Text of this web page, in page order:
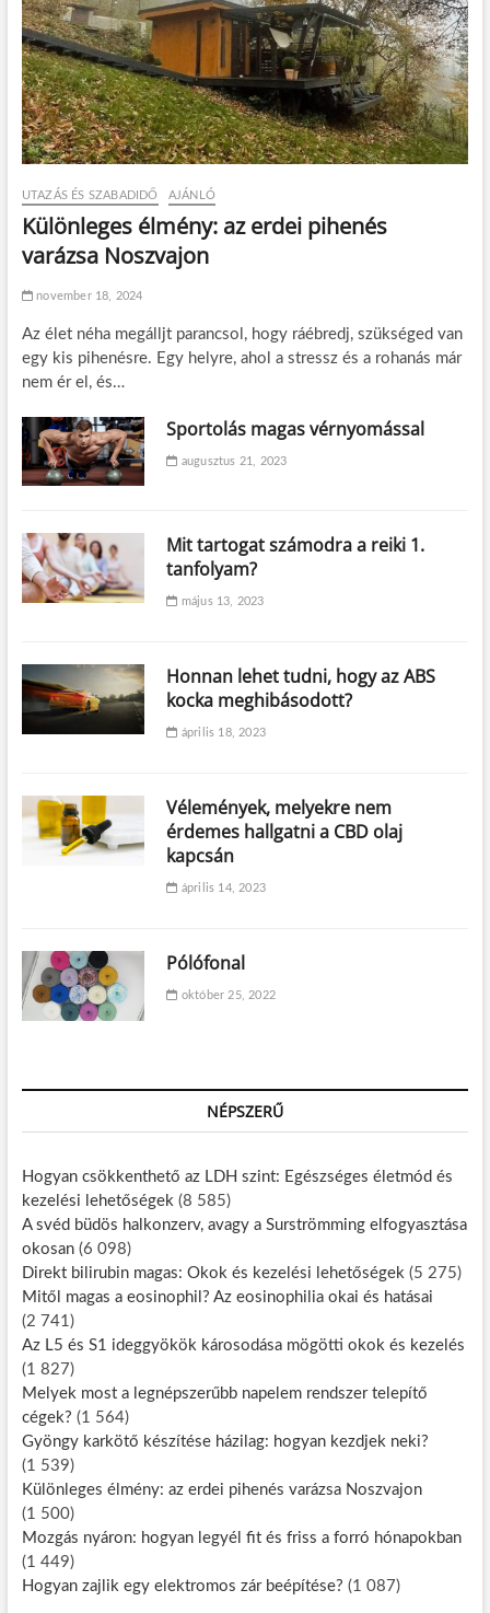
UTAZÁS ÉS SZABADIDŐ AJÁNLÓ
Különleges élmény: az erdei pihenés
varázsa Noszvajon
november 18, 2024
Az élet néha megálljt parancsol, hogy ráébredj, szükséged van
egy kis pihenésre. Egy helyre, ahol a stressz és a rohanás már
nem ér el, és…
Sportolás magas vérnyomással
augusztus 21, 2023
Mit tartogat számodra a reiki 1.
tanfolyam?
május 13, 2023
Honnan lehet tudni, hogy az ABS
kocka meghibásodott?
április 18, 2023
Vélemények, melyekre nem
érdemes hallgatni a CBD olaj
kapcsán
április 14, 2023
Pólófonal
október 25, 2022
NÉPSZERŰ
Hogyan csökkenthető az LDH szint: Egészséges életmód és
kezelési lehetőségek (8 585)
A svéd büdös halkonzerv, avagy a Surströmming elfogyasztása
okosan (6 098)
Direkt bilirubin magas: Okok és kezelési lehetőségek (5 275)
Mitől magas a eosinophil? Az eosinophilia okai és hatásai
(2 741)
Az L5 és S1 ideggyökök károsodása mögötti okok és kezelés
(1 827)
Melyek most a legnépszerűbb napelem rendszer telepítő
cégek? (1 564)
Gyöngy karkötő készítése házilag: hogyan kezdjek neki?
(1 539)
Különleges élmény: az erdei pihenés varázsa Noszvajon
(1 500)
Mozgás nyáron: hogyan legyél fit és friss a forró hónapokban
(1 449)
Hogyan zajlik egy elektromos zár beépítése? (1 087)